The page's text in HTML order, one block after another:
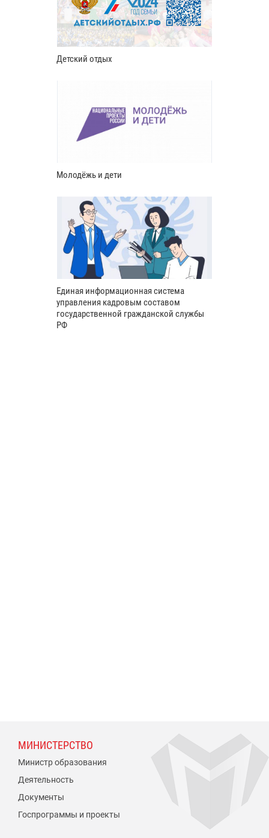
Детский отдых
Молодёжь и дети
Единая информационная система
управления кадровым составом
государственной гражданской службы
РФ
МИНИСТЕРСТВО
Министр образования
Деятельность
Документы
Госпрограммы и проекты